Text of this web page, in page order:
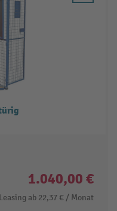
1.040,00 €
Leasing ab 22,37 € / Monat